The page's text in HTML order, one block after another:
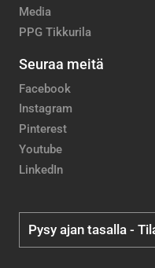
Media
PPG Tikkurila
Seuraa meitä
Facebook
Instagram
Pinterest
Youtube
LinkedIn
Pysy ajan tasalla -